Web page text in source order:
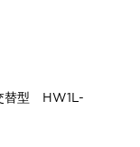
替型 HW1L-